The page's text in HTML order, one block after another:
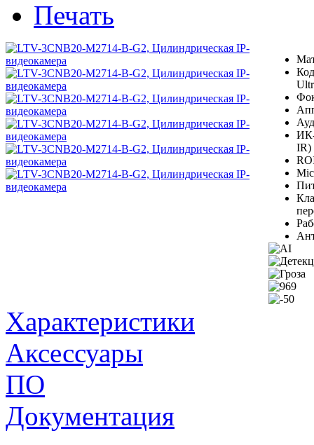
Печать
ИК-
IR)
Характеристики
Аксессуары
ПО
Документация